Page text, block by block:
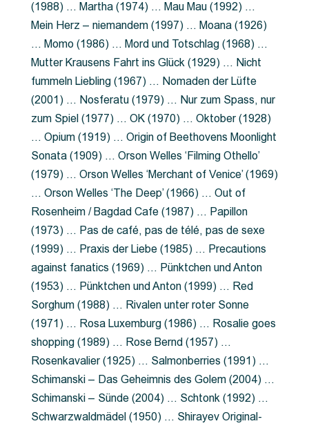
(1988) … Martha (1974) … Mau Mau (1992) …
Mein Herz – niemandem (1997) … Moana (1926)
… Momo (1986) … Mord und Totschlag (1968) …
Mutter Krausens Fahrt ins Glück (1929) … Nicht
fummeln Liebling (1967) … Nomaden der Lüfte
(2001) … Nosferatu (1979) … Nur zum Spass, nur
zum Spiel (1977) … OK (1970) … Oktober (1928)
… Opium (1919) … Origin of Beethovens Moonlight
Sonata (1909) … Orson Welles ‘Filming Othello’
(1979) … Orson Welles ‘Merchant of Venice’ (1969)
… Orson Welles ‘The Deep’ (1966) … Out of
Rosenheim / Bagdad Cafe (1987) … Papillon
(1973) … Pas de café, pas de télé, pas de sexe
(1999) … Praxis der Liebe (1985) … Precautions
against fanatics (1969) … Pünktchen und Anton
(1953) … Pünktchen und Anton (1999) … Red
Sorghum (1988) … Rivalen unter roter Sonne
(1971) … Rosa Luxemburg (1986) … Rosalie goes
shopping (1989) … Rose Bernd (1957) …
Rosenkavalier (1925) … Salmonberries (1991) …
Schimanski – Das Geheimnis des Golem (2004) …
Schimanski – Sünde (2004) … Schtonk (1992) …
Schwarzwaldmädel (1950) … Shirayev Original-